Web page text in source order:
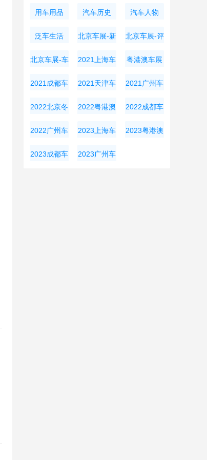
用车用品 汽车历史 汽车人物
泛车生活 北京车展-新
车资讯
北京车展-评
测导购
北京车展-车
展周边
2021上海车 粤港澳车展
2021成都车
展
2021天津车
展
2021广州车
展
2022北京冬
奥会
2022粤港澳
大湾区车展
2022成都车
展
2022广州车
展
2023上海车
展
2023粤港澳
2023成都车 2023广州车